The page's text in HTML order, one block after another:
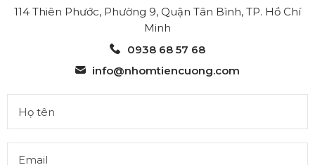
114 Thiên Phước, Phường 9, Quận Tân Bình, TP. Hồ Chí
Minh
0938 68 57 68
info@nhomtiencuong.com